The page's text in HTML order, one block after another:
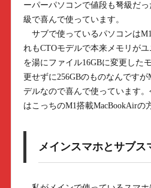
ーパーパソコンで値段も弩級だ
級で喜んで使っています。
サブで使っているパソコンは
れもCTOモデルで本来メモリが
を湯にファイル16GBに変更した
更せずに256GBのものなんです
デルなので喜んで使っています
はこっちのM1搭載MacBookAirの
メインスマホとサブス